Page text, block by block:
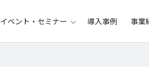
イベント・セミナー 導入事例 事業